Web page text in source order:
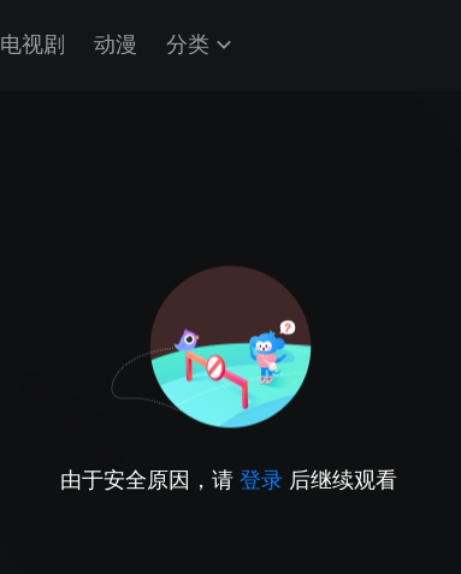
电视剧 动漫 分类
由于安全原因，请 登录 后继续观看